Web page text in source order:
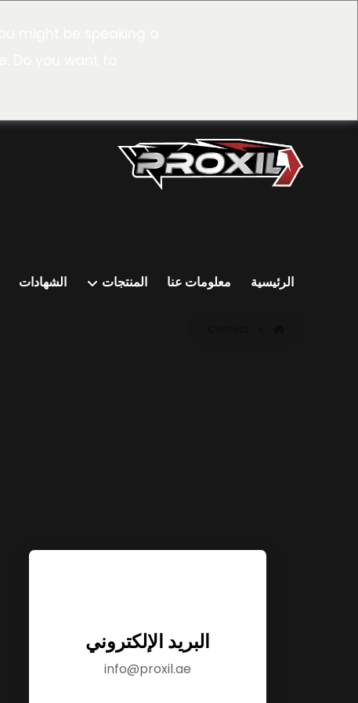
الرئيسية معلومات عنا المنتجات الشهادات
البريد الإلكتروني
info@proxil.ae